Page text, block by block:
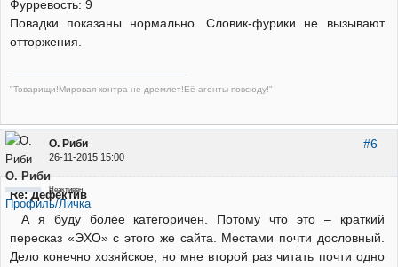
Фурревость: 9
Повадки показаны нормально. Словик-фурики не вызывают
отторжения.
"Товарищи!Мировая контра не дремлет!Её агенты повсюду!"
#6
О. Риби
26-11-2015 15:00
О. Риби
Неактивен
Профиль/Личка
Re: Дефектив
А я буду более категоричен. Потому что это – краткий
пересказ «ЭХО» с этого же сайта. Местами почти дословный.
Дело конечно хозяйское, но мне второй раз читать почти одно